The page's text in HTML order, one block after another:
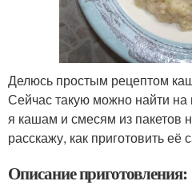
Делюсь простым рецептом
Сейчас такую можно найти на
я кашам и смесям из пакетов
расскажу, как приготовить её
Описание приготовления: